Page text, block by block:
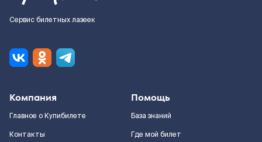
Сервис билетных лазеек
Компания
Главное о Купибилете
Контакты
Помощь
База знаний
Где мой билет